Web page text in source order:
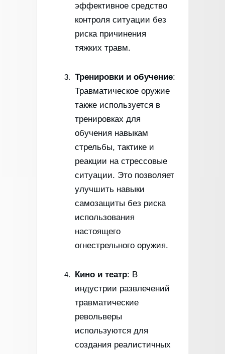
эффективное средство
контроля ситуации без
риска причинения
тяжких травм.
Тренировки и обучение:
Травматическое оружие
также используется в
тренировках для
обучения навыкам
стрельбы, тактике и
реакции на стрессовые
ситуации. Это позволяет
улучшить навыки
самозащиты без риска
использования
настоящего
огнестрельного оружия.
Кино и театр: В
индустрии развлечений
травматические
револьверы
используются для
создания реалистичных